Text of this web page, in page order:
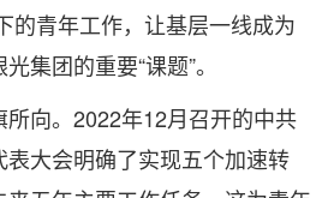
的青年工作，让基层一线成为
集团的重要“课题”。
向。2022年12月召开的中共
大会明确了实现五个加速转